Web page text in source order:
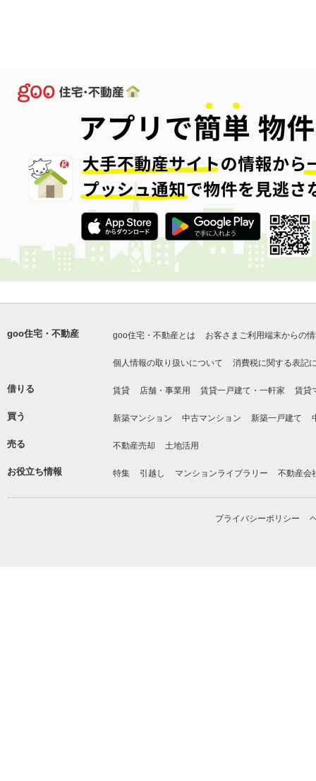
goo住宅・不動産 goo住宅・不動産とは お客さまご利用端末からの
個人情報の取り扱いについて 消費税に関する表記
借りる 賃貸 店舗・事業用 賃貸一戸建て・一軒家 賃貸
買う 新築マンション 中古マンション 新築一戸建て
売る 不動産売却 土地活用
お役立ち情報 特集 引越し マンションライブラリー 不動産会
プライバシーポリシー